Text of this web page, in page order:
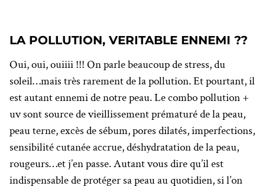
LA POLLUTION, VERITABLE ENNEMI ??
Oui, oui, ouiiii !!! On parle beaucoup de stress, du
soleil…mais très rarement de la pollution. Et pourtant, il
est autant ennemi de notre peau. Le combo pollution +
uv sont source de vieillissement prématuré de la peau,
peau terne, excès de sébum, pores dilatés, imperfections,
sensibilité cutanée accrue, déshydratation de la peau,
rougeurs…et j’en passe. Autant vous dire qu’il est
indispensable de protéger sa peau au quotidien, si l’on